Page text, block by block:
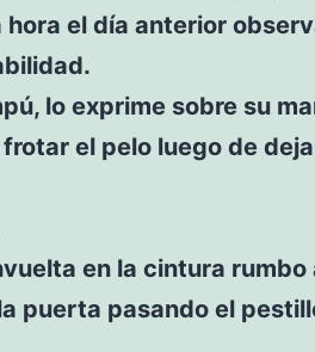
el día anterior
lo exprime sobre su
el pelo luego de
en la cintura rumbo
puerta pasando el